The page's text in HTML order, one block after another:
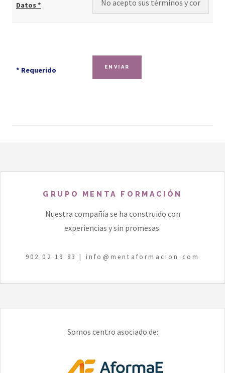
Datos *
* Requerido
GRUPO MENTA FORMACIÓN
Nuestra compañía se ha construido con
experiencias y sin promesas.
902 02 19 83 | info@mentaformacion.com
Somos centro asociado de: